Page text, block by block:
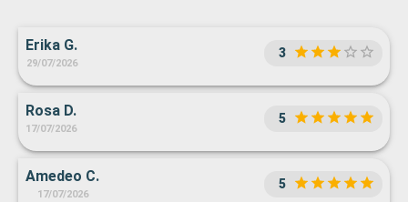
Erika G.
29/07/2026
3
Rosa D.
17/07/2026
5
Amedeo C.
17/07/2026
5